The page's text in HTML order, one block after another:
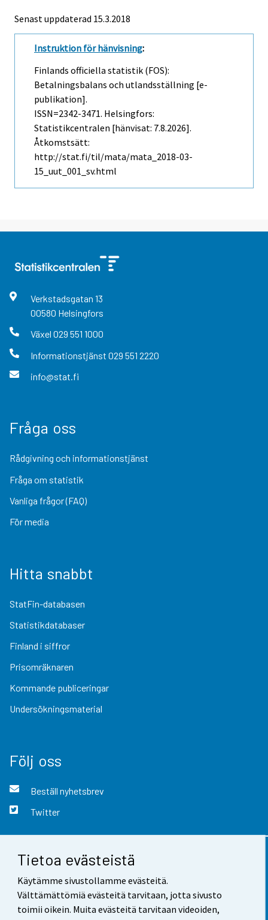
Tietoa evästeistä
Käytämme sivustollamme evästeitä.
Välttämättömiä evästeitä tarvitaan, jotta sivusto
toimii oikein. Muita evästeitä tarvitaan videoiden,
Senast uppdaterad 15.3.2018
Instruktion för hänvisning:
Finlands officiella statistik (FOS):
Betalningsbalans och utlandsställning [e-
publikation].
ISSN=2342-3471. Helsingfors:
Statistikcentralen [hänvisat: 7.8.2026].
Åtkomstsätt:
http://stat.fi/til/mata/mata_2018-03-
15_uut_001_sv.html
Verkstadsgatan 13
00580 Helsingfors
Växel 029 551 1000
Informationstjänst 029 551 2220
info@stat.fi
Fråga oss
Rådgivning och informationstjänst
Fråga om statistik
Vanliga frågor (FAQ)
För media
Hitta snabbt
StatFin-databasen
Statistikdatabaser
Finland i siffror
Prisomräknaren
Kommande publiceringar
Undersökningsmaterial
Följ oss
Beställ nyhetsbrev
Twitter
Kontaktinformation
Respons
Användarvillkor